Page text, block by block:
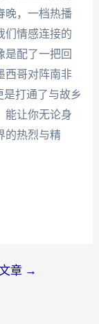
晚，一档热播
们情感连接的
是配了一把回
西哥对阵南非
是打通了与故乡
能让你无论身
的热烈与精
章 →